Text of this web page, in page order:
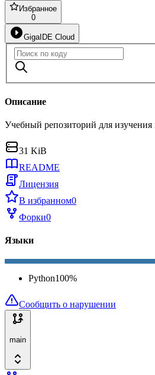
Избранное
0
GigaIDE Cloud
Описание
Учебный репозиторий для изучения
31 KiB
README
Лицензия
В избранном0
Форки0
Языки
Python100%
Сообщить о нарушении
main